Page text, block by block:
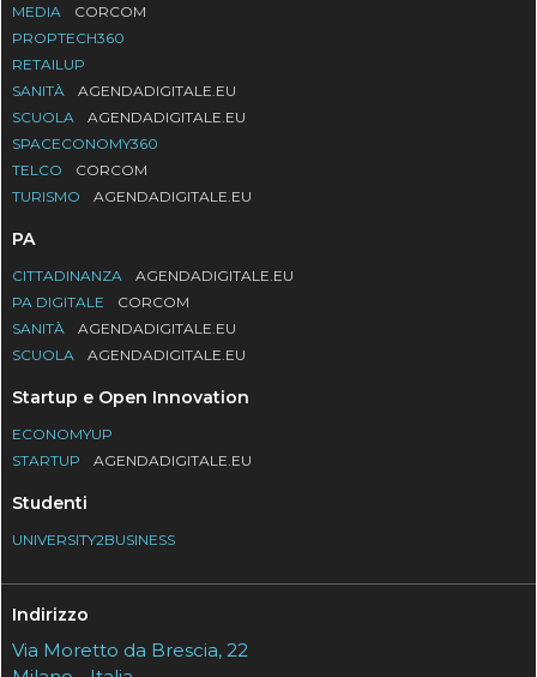
MEDIA
CORCOM
PROPTECH360
RETAILUP
SANITÀ
AGENDADIGITALE.EU
SCUOLA
AGENDADIGITALE.EU
SPACECONOMY360
TELCO
CORCOM
TURISMO
AGENDADIGITALE.EU
PA
CITTADINANZA
AGENDADIGITALE.EU
PA DIGITALE
CORCOM
SANITÀ
AGENDADIGITALE.EU
SCUOLA
AGENDADIGITALE.EU
Startup e Open Innovation
ECONOMYUP
STARTUP
AGENDADIGITALE.EU
Studenti
UNIVERSITY2BUSINESS
Indirizzo
Via Moretto da Brescia, 22